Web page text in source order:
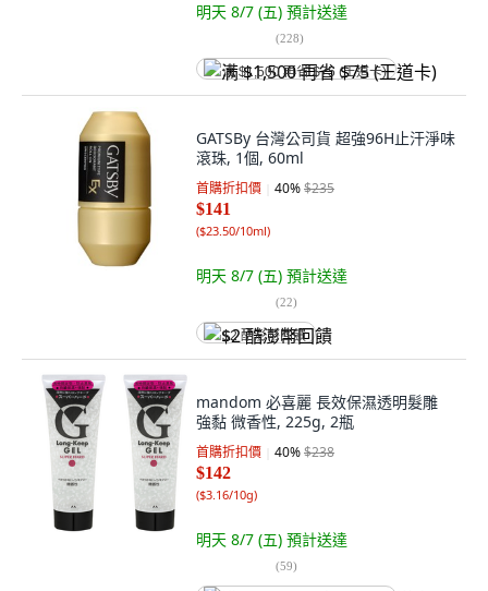
明天 8/7 (五) 預計送達
(228)
满 $1,500 再省 $75 (王道卡)
GATSBy 台灣公司貨 超強96H止汗淨味
滾珠, 1個, 60ml
首購折扣價 40%$235
$141
($23.50/10ml)
明天 8/7 (五) 預計送達
(22)
$2 酷澎幣回饋
mandom 必喜麗 長效保濕透明髮雕
強黏 微香性, 225g, 2瓶
首購折扣價 40%$238
$142
($3.16/10g)
明天 8/7 (五) 預計送達
(59)